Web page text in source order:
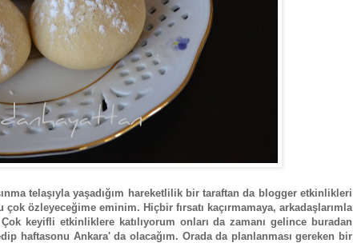
telaşıyla yaşadığım hareketlilik bir taraftan da blogger etkinlikleri
özleyeceğime eminim. Hiçbir fırsatı kaçırmamaya, arkadaşlarımla
keyifli etkinliklere katılıyorum onları da zamanı gelince buradan
haftasonu Ankara' da olacağım. Orada da planlanması gereken bir